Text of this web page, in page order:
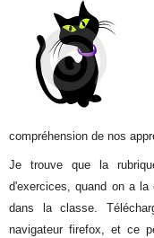
compréhension de nos
Je trouve que la
d'exercices, quand on a la
dans la classe.
navigateur firefox, et ce